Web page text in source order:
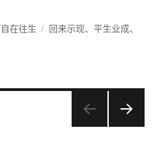
在往生
标
回来示现、平生业成、